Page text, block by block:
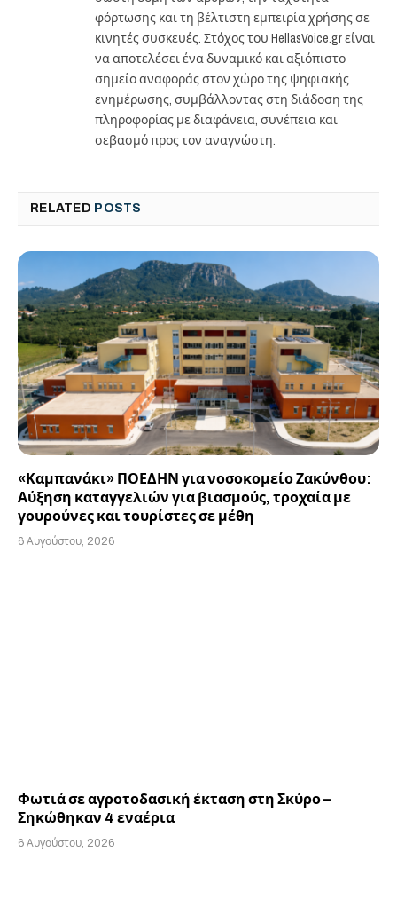
φόρτωσης και τη βέλτιστη εμπειρία χρήσης σε
κινητές συσκευές. Στόχος του HellasVoice.gr είναι
να αποτελέσει ένα δυναμικό και αξιόπιστο
σημείο αναφοράς στον χώρο της ψηφιακής
ενημέρωσης, συμβάλλοντας στη διάδοση της
πληροφορίας με διαφάνεια, συνέπεια και
σεβασμό προς τον αναγνώστη.
RELATED POSTS
«Καμπανάκι» ΠΟΕΔΗΝ για νοσοκομείο Ζακύνθου:
Αύξηση καταγγελιών για βιασμούς, τροχαία με
γουρούνες και τουρίστες σε μέθη
6 Αυγούστου, 2026
Φωτιά σε αγροτοδασική έκταση στη Σκύρο –
Σηκώθηκαν 4 εναέρια
6 Αυγούστου, 2026